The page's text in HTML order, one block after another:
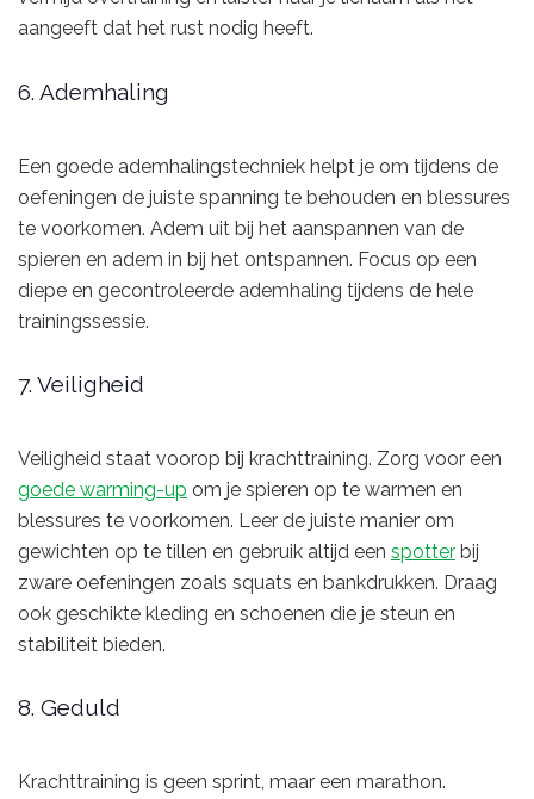
aangeeft dat het rust nodig heeft.
6. Ademhaling
Een goede ademhalingstechniek helpt je om tijdens de
oefeningen de juiste spanning te behouden en blessures
te voorkomen. Adem uit bij het aanspannen van de
spieren en adem in bij het ontspannen. Focus op een
diepe en gecontroleerde ademhaling tijdens de hele
trainingssessie.
7. Veiligheid
Veiligheid staat voorop bij krachttraining. Zorg voor een
goede warming-up om je spieren op te warmen en
blessures te voorkomen. Leer de juiste manier om
gewichten op te tillen en gebruik altijd een spotter bij
zware oefeningen zoals squats en bankdrukken. Draag
ook geschikte kleding en schoenen die je steun en
stabiliteit bieden.
8. Geduld
Krachttraining is geen sprint, maar een marathon.